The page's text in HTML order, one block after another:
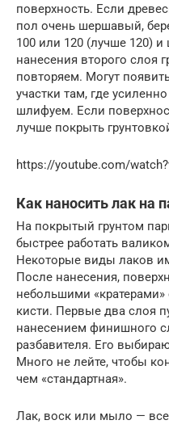
поверхность. Если
пол очень шершавый,
100 или 120 (лучше 120)
нанесения второго слоя
повторяем. Могут
участки там, где
шлифуем. Если
лучше покрыть
https://youtube.com/
Как наносить лак на
На покрытый грунтом
быстрее работать
Некоторые виды лаков
После нанесения,
небольшими
кисти. Первые два слоя
нанесением финишного
разбавителя. Его
Много не лейте, чтобы
чем «стандартная».
Лак, воск или мыло —